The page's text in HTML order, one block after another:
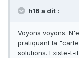
h16 a dit :
Voyons voyons.
pratiquant la
solutions. Existe-t-